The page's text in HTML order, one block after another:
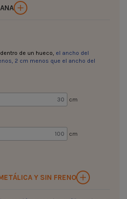
de un hueco, el ancho del
2 cm menos que el ancho del
cm
cm
Y SIN FRENO